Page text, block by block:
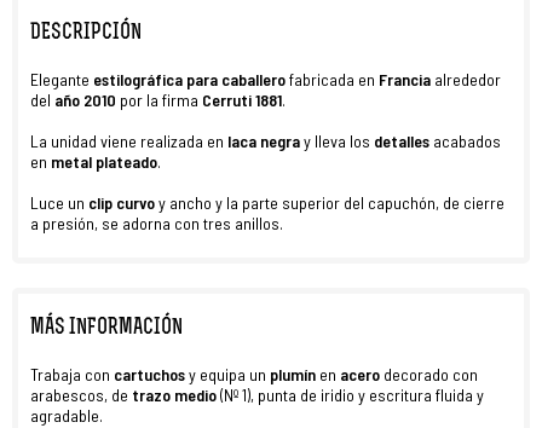
DESCRIPCIÓN
Elegante estilográfica para caballerofabricada en Francia alrededor
del año 2010 por la firma Cerruti 1881.
La unidad viene realizada en laca negray lleva los detalles acabados
en metal plateado.
Luce un clip curvoy ancho y la parte superior del capuchón, de cierre
a presión, se adorna con tres anillos.
MÁS INFORMACIÓN
Trabaja con cartuchosy equipa un plumín en acero decorado con
arabescos, de trazo medio(Nº 1), punta de iridio y escritura fluida y
agradable.